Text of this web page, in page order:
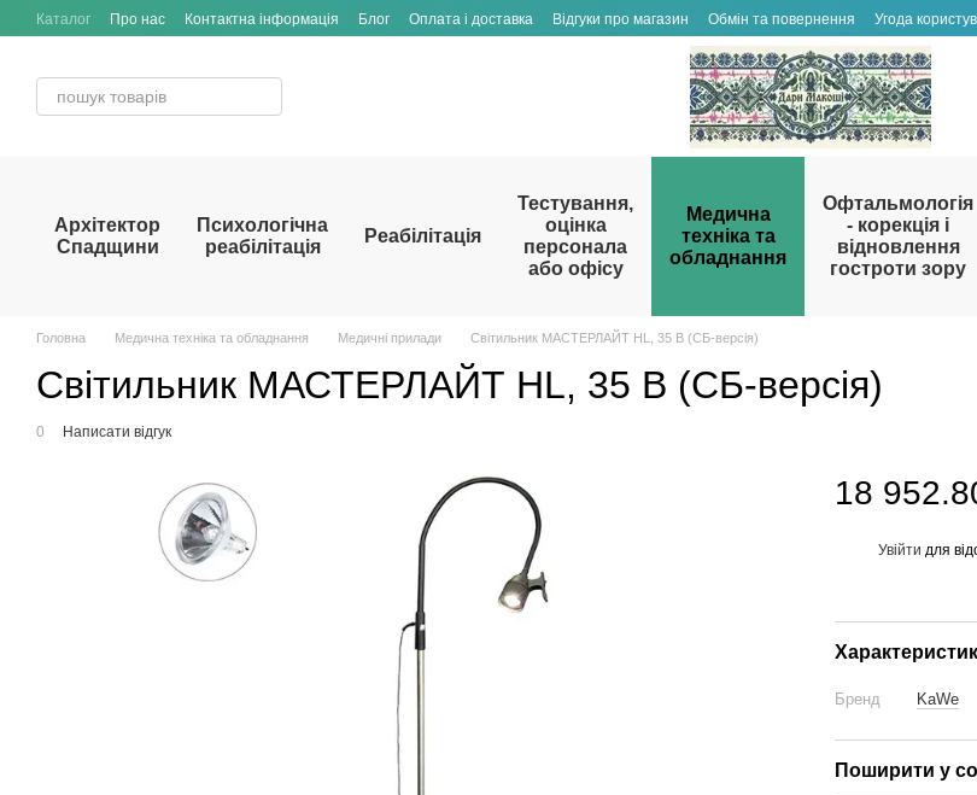
Перейти до основного контенту
Каталог Про нас Контактна інформація Блог Оплата і доставка Відгуки про магазин Обмін та повернення Угода
Архітектор
Спадщини
Психологічна
реабілітація
Реабілітація
Тестування,
оцінка
персонала
або офісу
Медична
техніка та
обладнання
Офтальмологія
- корекція і
відновлення
гостроти зору
Головна Медична техніка та обладнання Медичні прилади Світильник МАСТЕРЛАЙТ HL, 35 В (СБ-версія)
Світильник МАСТЕРЛАЙТ HL, 35 В (СБ-версія)
0 Написати відгук
18
Увійти для
Бренд KaWe
Поширити у